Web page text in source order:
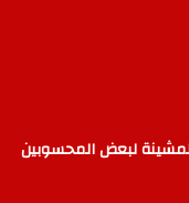
لبعض المحسوبين